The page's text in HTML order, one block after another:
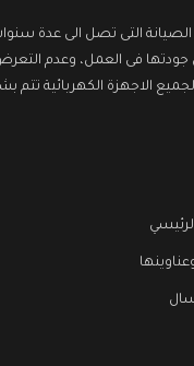
الصيانة التى تصل الى عدة
جودتها فى العمل، وعدم
لجميع الاجهزة الكهربائية